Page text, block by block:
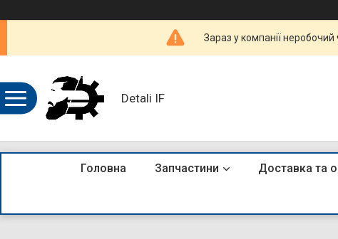
Зараз у компанії
Detali IF
Головна Запчастини Доставка та